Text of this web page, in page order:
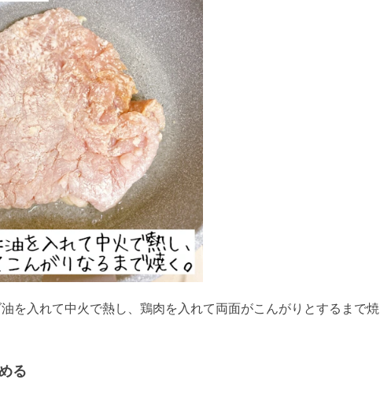
を入れて中火で熱し、鶏肉を入れて両面がこんがりとするまで焼
る